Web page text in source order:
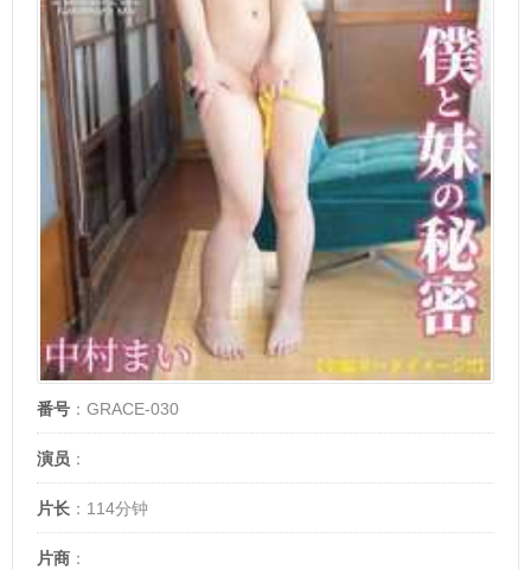
番号 ：GRACE-030
演员 ：
片长 ：114分钟
片商 ：